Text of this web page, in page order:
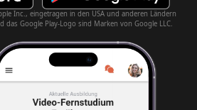
Inc., eingetragen in den USA und anderen Ländern
das Google Play-Logo sind Marken von Google LLC.